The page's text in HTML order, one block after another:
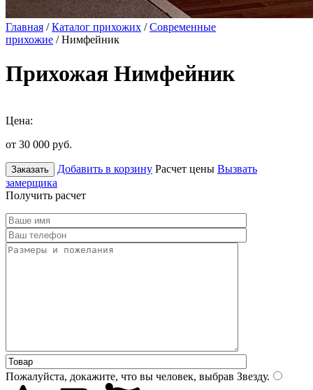
Главная /Каталог прихожих /Современные
прихожие / Нимфейник
Прихожая Нимфейник
Цена:
от 30 000 руб.
Заказать Добавить в корзину Расчет цены Вызвать
замерщика
Получить расчет
Пожалуйста, докажите, что вы человек, выбрав Звезду.